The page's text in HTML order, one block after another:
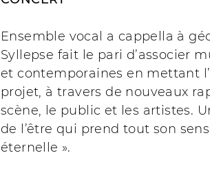
Ensemble vocal a cappella à
Syllepse fait le pari d’associer
et contemporaines en mettant
projet, à travers de nouveaux
scène, le public et les artistes.
de l’être qui prend tout son
éternelle ».